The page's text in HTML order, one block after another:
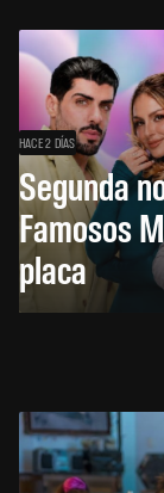
HACE 2 DÍAS
Segunda
Famosos
placa